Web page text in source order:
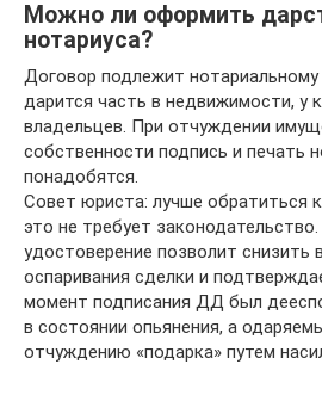
Можно ли оформить
нотариуса?
Договор подлежит
дарится часть в недвижимости, у
владельцев. При отчуждении
собственности подпись и печать
понадобятся.
Совет юриста: лучше обратиться
это не требует
удостоверение позволит снизить
оспаривания сделки и
момент подписания ДД был
в состоянии опьянения, а
отчуждению «подарка» путем